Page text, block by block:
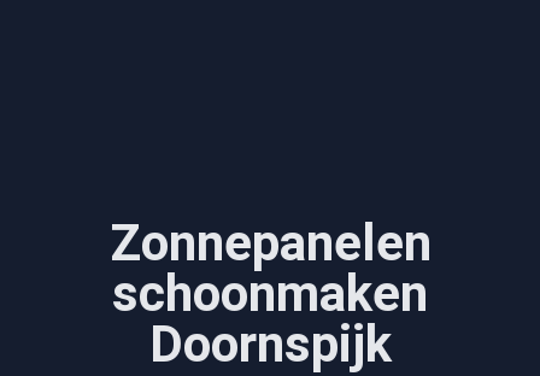
Zonnepanelen
schoonmaken
Doornspijk